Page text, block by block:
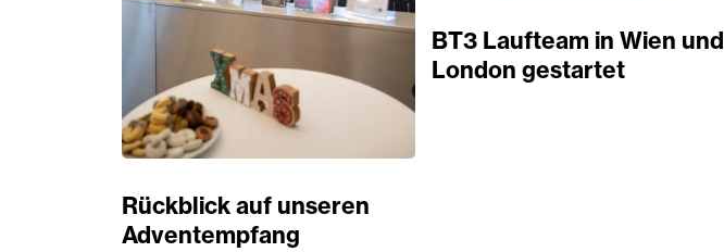
Rückblick auf unseren
Adventempfang
BT3 Laufteam in Wien und
London gestartet